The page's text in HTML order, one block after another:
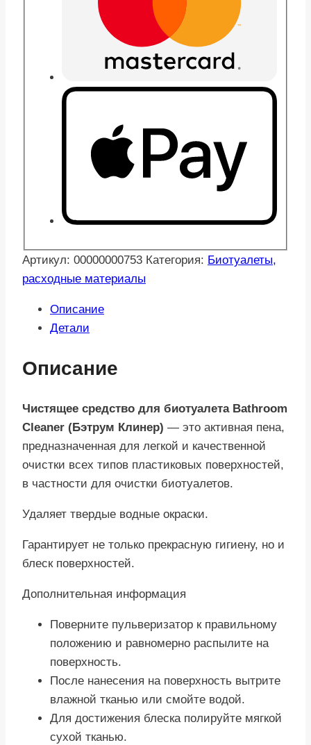
Артикул: 00000000753 Категория: Биотуалеты,
расходные материалы
Описание
Детали
Описание
Чистящее средство для биотуалета Bathroom
Cleaner (Бэтрум Клинер) — это активная пена,
предназначенная для легкой и качественной
очистки всех типов пластиковых поверхностей,
в частности для очистки биотуалетов.
Удаляет твердые водные окраски.
Гарантирует не только прекрасную гигиену, но и
блеск поверхностей.
Дополнительная информация
Поверните пульверизатор к правильному
положению и равномерно распылите на
поверхность.
После нанесения на поверхность вытрите
влажной тканью или смойте водой.
Для достижения блеска полируйте мягкой
сухой тканью.